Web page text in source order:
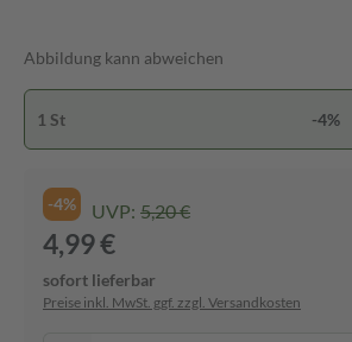
Abbildung kann abweichen
1 St -4%
-4% UVP: 5,20 €
4,99 €
sofort lieferbar
Preise inkl. MwSt. ggf. zzgl. Versandkosten